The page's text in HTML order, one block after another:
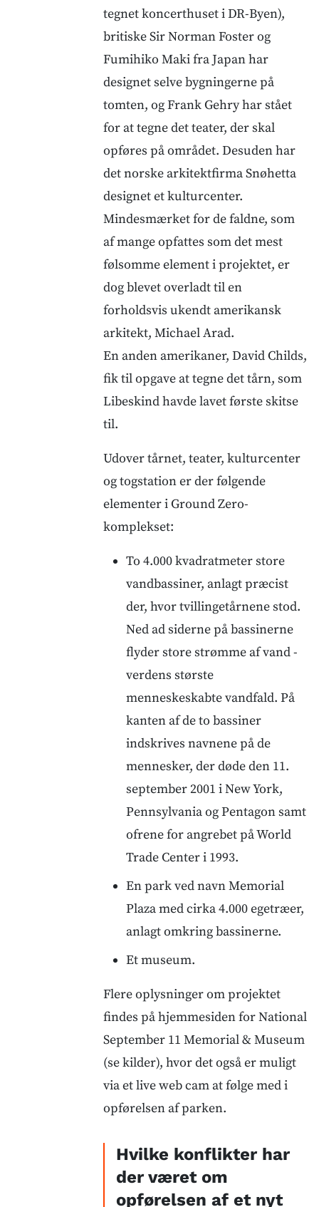
tegnet koncerthuset i DR-Byen),
britiske Sir Norman Foster og
Fumihiko Maki fra Japan har
designet selve bygningerne på
tomten, og Frank Gehry har stået
for at tegne det teater, der skal
opføres på området. Desuden har
det norske arkitektfirma Snøhetta
designet et kulturcenter.
Mindesmærket for de faldne, som
af mange opfattes som det mest
følsomme element i projektet, er
dog blevet overladt til en
forholdsvis ukendt amerikansk
arkitekt, Michael Arad.
En anden amerikaner, David Childs,
fik til opgave at tegne det tårn, som
Libeskind havde lavet første skitse
til.
Udover tårnet, teater, kulturcenter
og togstation er der følgende
elementer i Ground Zero-
komplekset:
To 4.000 kvadratmeter store
vandbassiner, anlagt præcist
der, hvor tvillingetårnene stod.
Ned ad siderne på bassinerne
flyder store strømme af vand -
verdens største
menneskeskabte vandfald. På
kanten af de to bassiner
indskrives navnene på de
mennesker, der døde den 11.
september 2001 i New York,
Pennsylvania og Pentagon samt
ofrene for angrebet på World
Trade Center i 1993.
En park ved navn Memorial
Plaza med cirka 4.000 egetræer,
anlagt omkring bassinerne.
Et museum.
Flere oplysninger om projektet
findes på hjemmesiden for National
September 11 Memorial & Museum
(se kilder), hvor det også er muligt
via et live web cam at følge med i
opførelsen af parken.
Hvilke konflikter har
der været om
opførelsen af et nyt